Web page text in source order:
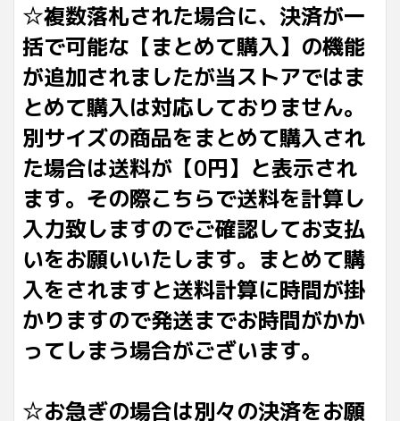
☆複数落札された場合に、決済が一
括で可能な【まとめて購入】の機能
が追加されましたが当ストアではま
とめて購入は対応しておりません。
別サイズの商品をまとめて購入され
た場合は送料が【0円】と表示され
ます。その際こちらで送料を計算し
入力致しますのでご確認してお支払
いをお願いいたします。まとめて購
入をされますと送料計算に時間が掛
かりますので発送までお時間がかか
ってしまう場合がございます。
☆お急ぎの場合は別々の決済をお願